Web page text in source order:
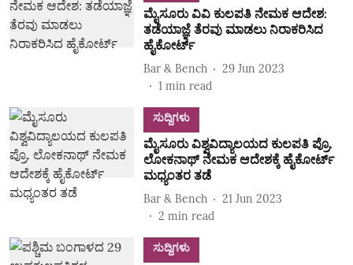
ಮೈಸೂರು ವಿವಿ ಕುಲಪತಿ ನೇಮಕ ಆದೇಶ:
ತಡೆಯಾಜ್ಞೆ ತೆರವು ಮಾಡಲು ನಿರಾಕರಿಸಿದ
ಹೈಕೋರ್ಟ್‌
Bar & Bench
29 Jun 2023
1 min read
ಸುದ್ದಿಗಳು
ಮೈಸೂರು ವಿಶ್ವವಿದ್ಯಾಲಯದ ಕುಲಪತಿ ಪ್ರೊ.
ಲೋಕನಾಥ್ ನೇಮಕ ಆದೇಶಕ್ಕೆ ಹೈಕೋರ್ಟ್‌
ಮಧ್ಯಂತರ ತಡೆ
Bar & Bench
21 Jun 2023
2 min read
ಸುದ್ದಿಗಳು